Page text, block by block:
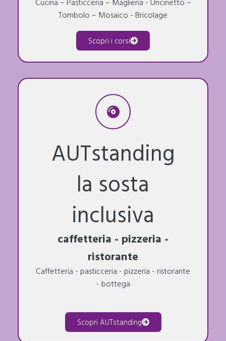
Tombolo – Mosaico - Bricolage
Scopri i corsi
AUTstanding
la sosta
inclusiva
caffetteria - pizzeria -
ristorante
Caffetteria - pasticceria - pizzeria - ristorante
- bottega
Scopri AUTstanding